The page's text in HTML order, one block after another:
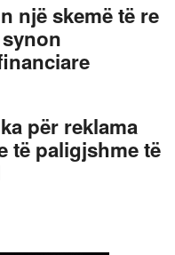
një skemë të re
për reklama
të paligjshme të